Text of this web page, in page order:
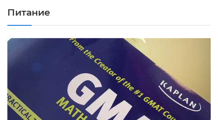
Питание